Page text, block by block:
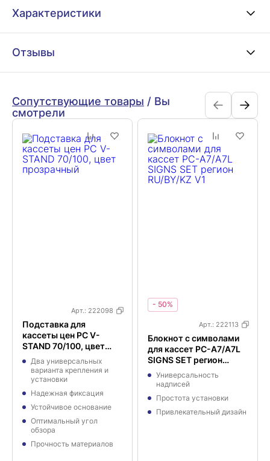
Характеристики
Отзывы
Сопутствующие товары / Вы
смотрели
Арт.: 222098
Подставка для
кассеты цен PC V-
STAND 70/100, цвет
прозрачный
Два универсальных
варианта крепления и
установки
Надежная фиксация
Устойчивое основание
Оптимальный угол
обзора
Прочность материалов
- 50%
Арт.: 222113
Блокнот с символами
для кассет PC-A7/A7L
SIGNS SET регион
RU/BY/KZ V1
Универсальность
надписей
Простота установки
Привлекательный дизайн